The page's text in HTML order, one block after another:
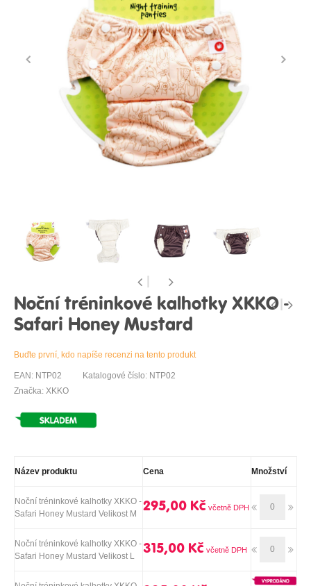
Noční tréninkové kalhotky XKKO -
Safari Honey Mustard
Buďte první, kdo napíše recenzi na tento produkt
EAN: NTP02
Katalogové číslo: NTP02
Značka: XKKO
Název produktu Cena Množství
Noční tréninkové kalhotky XKKO -
Safari Honey Mustard Velikost M
295,00 Kč
Noční tréninkové kalhotky XKKO -
Safari Honey Mustard Velikost L
315,00 Kč